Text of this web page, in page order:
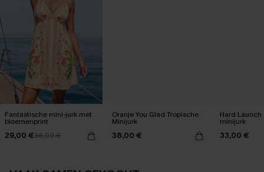
Fantastische mini-jurk met
bloemenprint
29,00 €36,00 €
Oranje You Glad Tropische
Minijurk
38,00 €
Hard
minijurk
33,00 €